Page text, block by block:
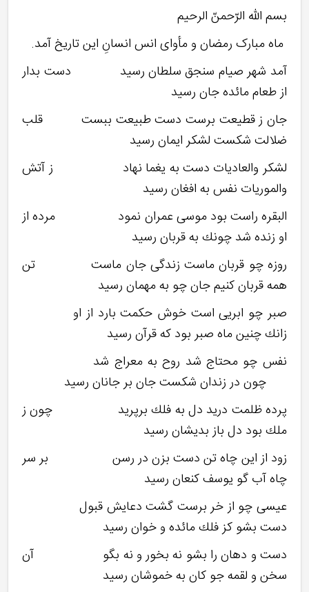
بسم الله الرّحمنّ الرحیم
ماه مبارک رمضان و مأوای انس انسانِ این تاریخ آمد.
آمد شهر صیام سنجق سلطان رسید دست بدار
از طعام مائده جان رسید
جان ز قطیعت برست دست طبیعت ببست قلب
ضلالت شكست لشكر ایمان رسید
لشكر والعادیات دست به یغما نهاد ز آتش
والموریات نفس به افغان رسید
البقره راست بود موسی عمران نمود مرده از
او زنده شد چونك به قربان رسید
روزه چو قربان ماست زندگی جان ماست تن
همه قربان كنیم جان چو به مهمان رسید
صبر چو ابریی است خوش حكمت بارد از او
زانك چنین ماه صبر بود كه قرآن رسید
نفس چو محتاج شد روح به معراج شد
چون در زندان شكست جان بر جانان رسید
پرده ظلمت درید دل به فلك برپرید چون ز
ملك بود دل باز بدیشان رسید
زود از این چاه تن دست بزن در رسن بر سر
چاه آب گو یوسف كنعان رسید
عیسی چو از خر برست گشت دعایش قبول
دست بشو كز فلك مائده و خوان رسید
دست و دهان را بشو نه بخور و نه بگو آن
سخن و لقمه جو كان به خموشان رسید